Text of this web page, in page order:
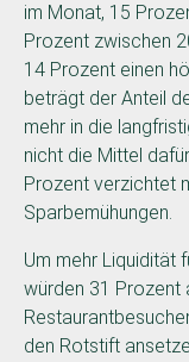
im Monat, 15
Prozent zwischen
14 Prozent einen
beträgt der Anteil
mehr in die
nicht die Mittel
Prozent verzichtet
Sparbemühungen.
Um mehr Liquidität
würden 31 Prozent
den Rotstift